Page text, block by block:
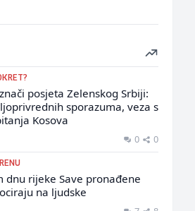
posjeta Zelenskog Srbiji:
sporazuma, veza s
Kosova
0 0
dnu rijeke Save pronađene
na ljudske